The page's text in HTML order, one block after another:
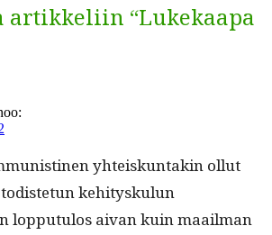
artikkeliin “Lukekaapa
yhteiskun­takin ollut
kehi­tysku­lun
lop­putu­los aivan kuin maail­man